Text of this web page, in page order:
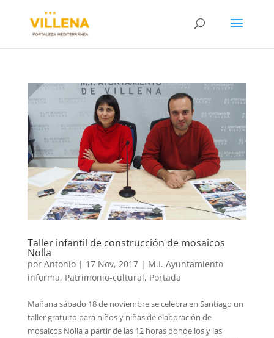
Taller infantil de construcción de mosaicos
Nolla
por Antonio| 17 Nov, 2017| M.I. Ayuntamiento
informa, Patrimonio-cultural, Portada
Mañana sábado 18 de noviembre se celebra en Santiago un
taller gratuito para niños y niñas de elaboración de
mosaicos Nolla a partir de las 12 horas donde los y las